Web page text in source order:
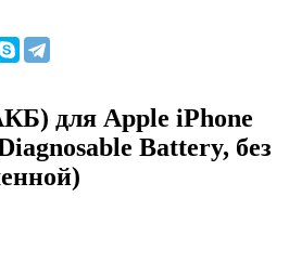
для Apple iPhone
Battery, без